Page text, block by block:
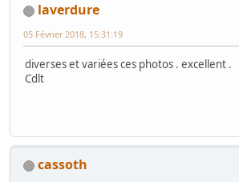
laverdure
05 Février 2018, 15:31:19
diverses et variées ces photos . excellent .
Cdlt
cassoth